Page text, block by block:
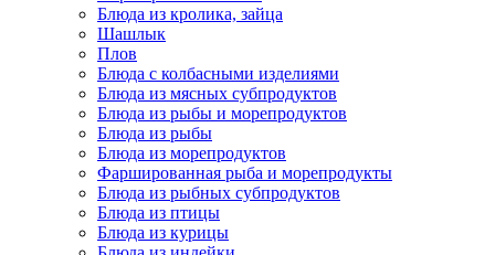
Блюда из кролика, зайца
Шашлык
Плов
Блюда с колбасными изделиями
Блюда из мясных субпродуктов
Блюда из рыбы и морепродуктов
Блюда из рыбы
Блюда из морепродуктов
Фаршированная рыба и морепродукты
Блюда из рыбных субпродуктов
Блюда из птицы
Блюда из курицы